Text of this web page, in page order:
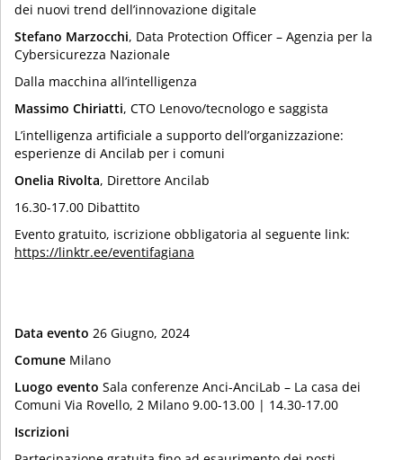
dei nuovi trend dell’innovazione digitale
Stefano Marzocchi, Data Protection Officer – Agenzia per la
Cybersicurezza Nazionale
Dalla macchina all’intelligenza
Massimo Chiriatti, CTO Lenovo/tecnologo e saggista
L’intelligenza artificiale a supporto dell’organizzazione:
esperienze di Ancilab per i comuni
Onelia Rivolta, Direttore Ancilab
16.30-17.00 Dibattito
Evento gratuito, iscrizione obbligatoria al seguente link:
https://linktr.ee/eventifagiana
Data evento 26 Giugno, 2024
Comune Milano
Luogo evento Sala conferenze Anci-AnciLab – La casa dei
Comuni Via Rovello, 2 Milano 9.00-13.00 | 14.30-17.00
Iscrizioni